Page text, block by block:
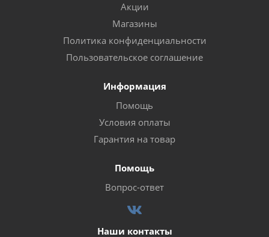
Акции
Магазины
Политика конфиденциальности
Пользовательское соглашение
Информация
Помощь
Условия оплаты
Гарантия на товар
Помощь
Вопрос-ответ
Наши контакты